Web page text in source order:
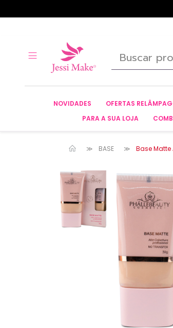
NOVIDADES OFERTAS
PARA A SUA LOJA
BASE Base